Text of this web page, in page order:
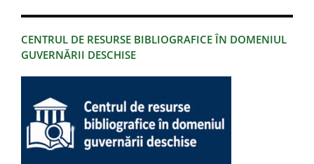
CENTRUL DE RESURSE BIBLIOGRAFICE ÎN DOMENIUL
GUVERNĂRII DESCHISE